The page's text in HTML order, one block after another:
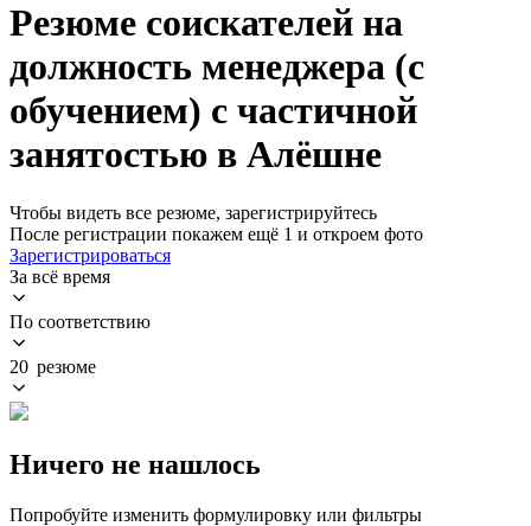
Резюме соискателей на
должность менеджера (с
обучением) с частичной
занятостью в Алёшне
Чтобы видеть все резюме, зарегистрируйтесь
После регистрации покажем ещё 1 и откроем фото
Зарегистрироваться
За всё время
По соответствию
20 резюме
Ничего не нашлось
Попробуйте изменить формулировку или фильтры